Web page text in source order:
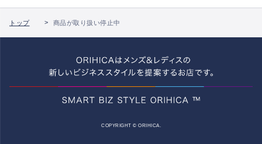
トップ 商品が取り扱い停止中
COPYRIGHT © ORIHICA.